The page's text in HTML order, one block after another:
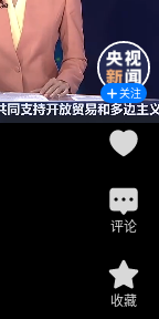
关注
评论
收藏